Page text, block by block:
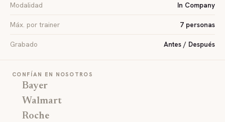
Modalidad
In Company
Máx. por trainer 7 personas
Grabado Antes / Después
CONFÍAN EN NOSOTROS
Bayer
Walmart
Roche